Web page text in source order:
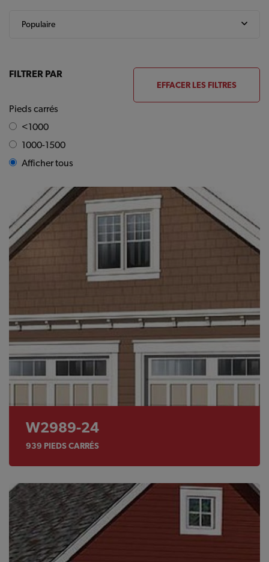
FILTRER PAR
EFFACER LES FILTRES
Pieds carrés
<1000
1000-1500
Afficher tous
W2989-24
939 PIEDS CARRÉS